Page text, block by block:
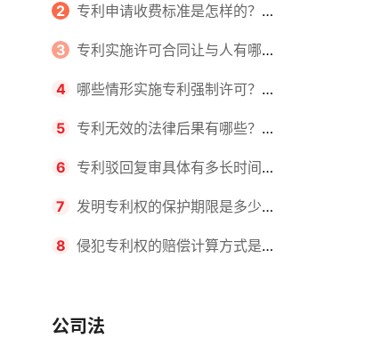
时多个人一起申请吗？
2 专利申请收费标准是怎样的？申
请不同类型的专利所需要的钱不同
3 专利实施许可合同让与人有哪些
主要义务？专利实施许可合同与专利
许可合同有什么区别？
4 哪些情形实施专利强制许可？专
利强制许可的前提条件是什么？
5 专利无效的法律后果有哪些？专
利的无效情形有哪些？
6 专利驳回复审具体有多长时间？
哪些情况下专利申请可能被驳回？
7 发明专利权的保护期限是多少
年？非专利发明人是否有专利申请
8 侵犯专利权的赔偿计算方式是什
间？
公司法